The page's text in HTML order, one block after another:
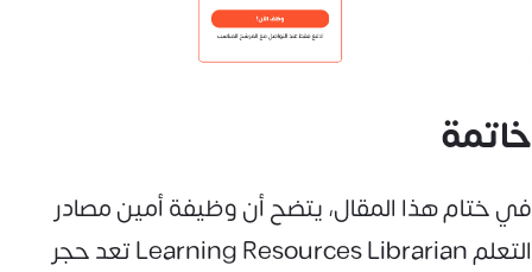
خاتمة
في ختام هذا المقال، يتضح أن وظيفة أمين مصادر
التعلم Learning Resources Librarian تعد حجر